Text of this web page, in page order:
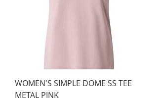
WOMEN'S SIMPLE DOME SS TEE
METAL PINK